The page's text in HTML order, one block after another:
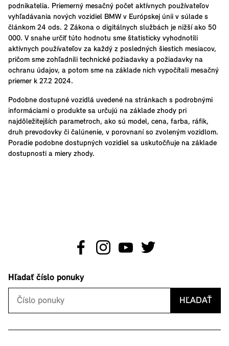
podnikatelia. Priemerný mesačný počet aktívnych používateľov
vyhľadávania nových vozidiel BMW v Európskej únii v súlade s
článkom 24 ods. 2 Zákona o digitálnych službách je nižší ako 50
000. V snahe určiť túto hodnotu sme štatisticky vyhodnotili
aktívnych používateľov za každý z posledných šiestich mesiacov,
pričom sme zohľadnili technické požiadavky a požiadavky na
ochranu údajov, a potom sme na základe nich vypočítali mesačný
priemer k 27.2 2024.
Podobne dostupné vozidlá uvedené na stránkach s podrobnými
informáciami o produkte sa určujú na základe zhody pri
najdôležitejších parametroch, ako sú model, cena, farba, ráfik,
druh prevodovky či čalúnenie, v porovnaní so zvoleným vozidlom.
Poradie podobne dostupných vozidiel sa uskutočňuje na základe
dostupnosti a miery zhody.
Hľadať číslo ponuky
HĽADAŤ